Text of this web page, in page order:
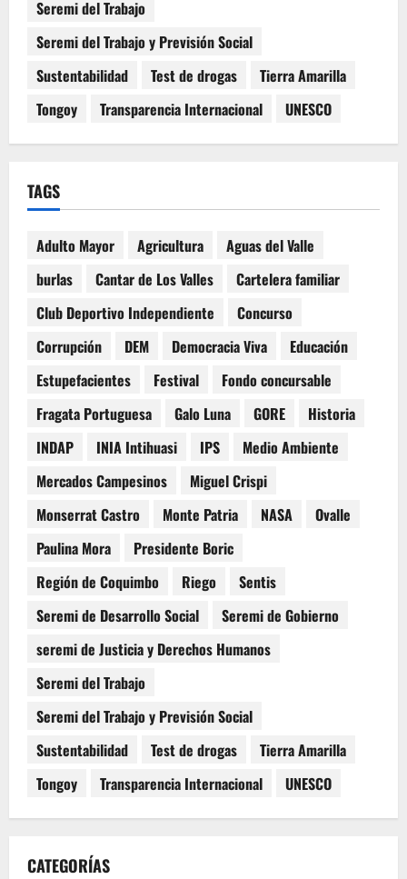
Seremi del Trabajo
Seremi del Trabajo y Previsión Social
Sustentabilidad
Test de drogas
Tierra Amarilla
Tongoy
Transparencia Internacional UNESCO
TAGS
Adulto Mayor Agricultura
Aguas del Valle
burlas
Cantar de Los Valles
Cartelera familiar
Club Deportivo Independiente
Concurso
Corrupción
DEM Democracia Viva
Educación
Estupefacientes
Festival
Fondo concursable
Fragata Portuguesa
Galo Luna GORE
Historia
INDAP
INIA Intihuasi IPS
Medio Ambiente
Mercados Campesinos
Miguel Crispi
Monserrat Castro
Monte Patria NASA
Ovalle
Paulina Mora
Presidente Boric
Región de Coquimbo
Riego
Sentis
Seremi de Desarrollo Social
Seremi de Gobierno
seremi de Justicia y Derechos Humanos
Seremi del Trabajo
Seremi del Trabajo y Previsión Social
Sustentabilidad
Test de drogas
Tierra Amarilla
Tongoy
Transparencia Internacional UNESCO
CATEGORÍAS